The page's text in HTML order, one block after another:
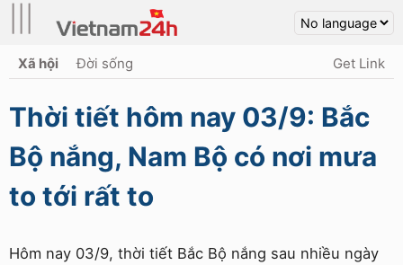
Xã hội Đời sống Get Link
Thời tiết hôm nay 03/9: Bắc
Bộ nắng, Nam Bộ có nơi mưa
to tới rất to
Hôm nay 03/9, thời tiết Bắc Bộ nắng sau nhiều ngày